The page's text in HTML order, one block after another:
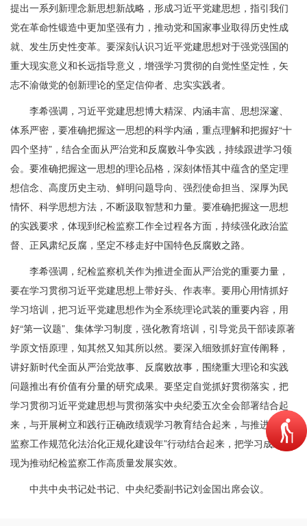
提出一系列新理念新思想新战略，形成习近平党建思想，指引我们
党在革命性锻造中更加坚强有力，推动党和国家事业取得历史性成
就、发生历史性变革。要深刻认识习近平党建思想对于强党强国的
重大现实意义和长远指导意义，增强学习贯彻的自觉性坚定性，矢
志不渝做党的创新理论的坚定信仰者、忠实实践者。
李希强调，习近平党建思想博大精深、内涵丰富、思想深邃、
体系严密，要准确把握这一思想的科学内涵，重点理解和把握好“十
四个坚持”，结合全面从严治党和反腐败斗争实践，持续跟进学习领
会。要准确把握这一思想的理论品格，深刻体悟其中蕴含的坚定理
想信念、高度历史主动、鲜明问题导向、强烈使命担当、深厚为民
情怀、科学思想方法，不断汲取智慧和力量。要准确把握这一思想
的实践要求，体现到纪检监察工作全过程各方面，持续强化政治监
督、正风肃纪反腐，坚定不移走好中国特色反腐败之路。
李希强调，纪检监察机关作为推进全面从严治党的重要力量，
要在学习贯彻习近平党建思想上带好头、作表率。要用心用情抓好
学习培训，把习近平党建思想作为全系统理论武装的重要内容，用
好“第一议题”、集体学习制度，强化教育培训，引导党员干部读原著
学原文悟原理，知其然又知其所以然。要深入细致抓好宣传阐释，
讲好新时代全面从严治党故事、反腐败故事，围绕重大理论和实践
问题推出有价值有分量的研究成果。要坚定自觉抓好贯彻落实，把
学习贯彻习近平党建思想与贯彻落实中央纪委五次全会部署结合起
来，与开展树立和践行正确政绩观学习教育结合起来，与推进“纪检
监察工作规范化法治化正规化建设年”行动结合起来，把学习成果体
现为推动纪检监察工作高质量发展实效。
中共中央书记处书记、中央纪委副书记刘金国出席会议。